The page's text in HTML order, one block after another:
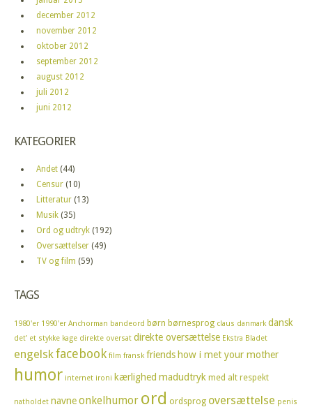
december 2012
november 2012
oktober 2012
september 2012
august 2012
juli 2012
juni 2012
KATEGORIER
Andet (44)
Censur (10)
Litteratur (13)
Musik (35)
Ord og udtryk (192)
Oversættelser (49)
TV og film (59)
TAGS
1980'er 1990'er Anchorman bandeord børn børnesprog claus danmark dansk
det' et stykke kage direkte oversat direkte oversættelse Ekstra Bladet
engelskfacebook film fransk friends how i met your mother
humor internet ironi kærlighed madudtryk med alt respekt
natholdet navneonkelhumor ord ordsprog oversættelse penis